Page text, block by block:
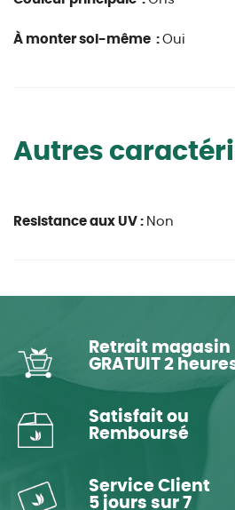
À monter soi-même : Oui
Autres
Resistance aux UV : Non
Retrait magasin
GRATUIT 2
Satisfait ou
Remboursé
Service Client
5 jours sur 7